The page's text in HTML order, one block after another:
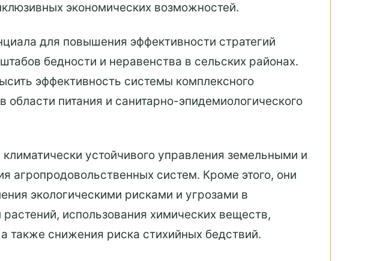
экономических возможностей.
для повышения эффективности стратегий
бедности и неравенства в сельских районах.
эффективность системы комплексного
питания и санитарно-эпидемиологического
устойчивого управления земельными и
агропродовольственных систем. Кроме этого, они
экологическими рисками и угрозами в
использования химических веществ,
также снижения риска стихийных бедствий.